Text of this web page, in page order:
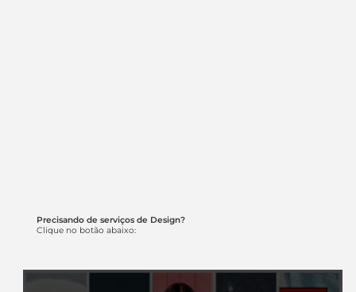
Precisando de serviços de Design?
Clique no botão abaixo: